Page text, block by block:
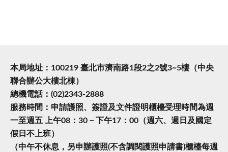
本局地址：100219 臺北市濟南路1段2之2號3~5樓（中央
聯合辦公大樓北棟）
總機電話：(02)2343-2888
服務時間：申請護照、簽證及文件證明櫃檯受理時間為週
一至週五 上午08：30－下午17：00（週六、週日及國定
假日不上班）
（中午不休息，另申辦護照(不含調閱護照申請書)櫃檯每週